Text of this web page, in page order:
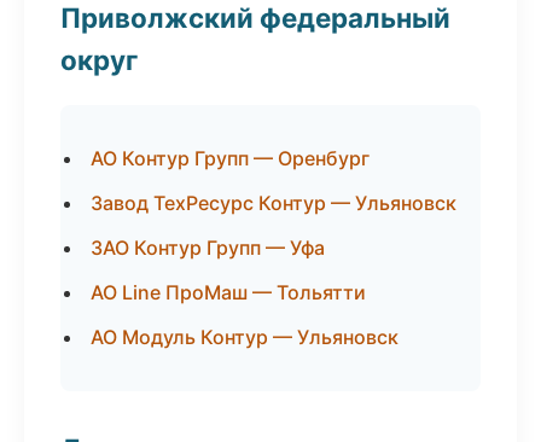
Приволжский федеральный
округ
АО Контур Групп — Оренбург
Завод ТехРесурс Контур — Ульяновск
ЗАО Контур Групп — Уфа
АО Line ПроМаш — Тольятти
АО Модуль Контур — Ульяновск